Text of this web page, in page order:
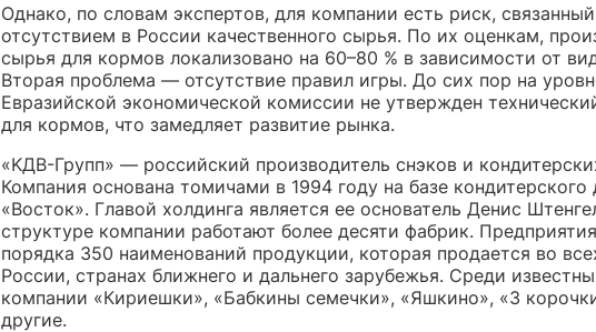
Однако, по словам экспертов, для компании есть риск,
отсутствием в России качественного сырья. По их оценкам,
сырья для кормов локализовано на 60–80 % в зависимости от
Вторая проблема — отсутствие правил игры. До сих пор на
Евразийской экономической комиссии не утвержден
для кормов, что замедляет развитие рынка.
«KДВ-Групп» — российский производитель снэков и
Компания основана томичами в 1994 году на базе кондитерского
«Восток». Главой холдинга является ее основатель Денис
структуре компании работают более десяти фабрик.
порядка 350 наименований продукции, которая продается во
России, странах ближнего и дальнего зарубежья. Среди
компании «Кириешки», «Бабкины семечки», «Яшкино», «3
другие.